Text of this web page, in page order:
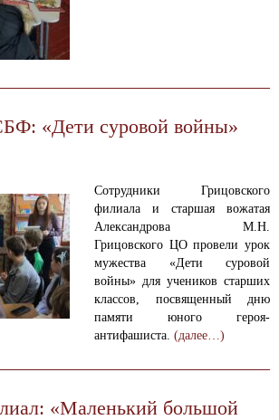
«Дети суровой войны»
Сотрудники Грицовского
филиалаи старшая
вожатая
Александрова М.Н.
Грицовского ЦОпровели урок
мужества «Дети суровой
войны» дляучеников старших
классов, посвященный дню
памяти юного героя-
антифашиста (далее…)
«Маленький большой